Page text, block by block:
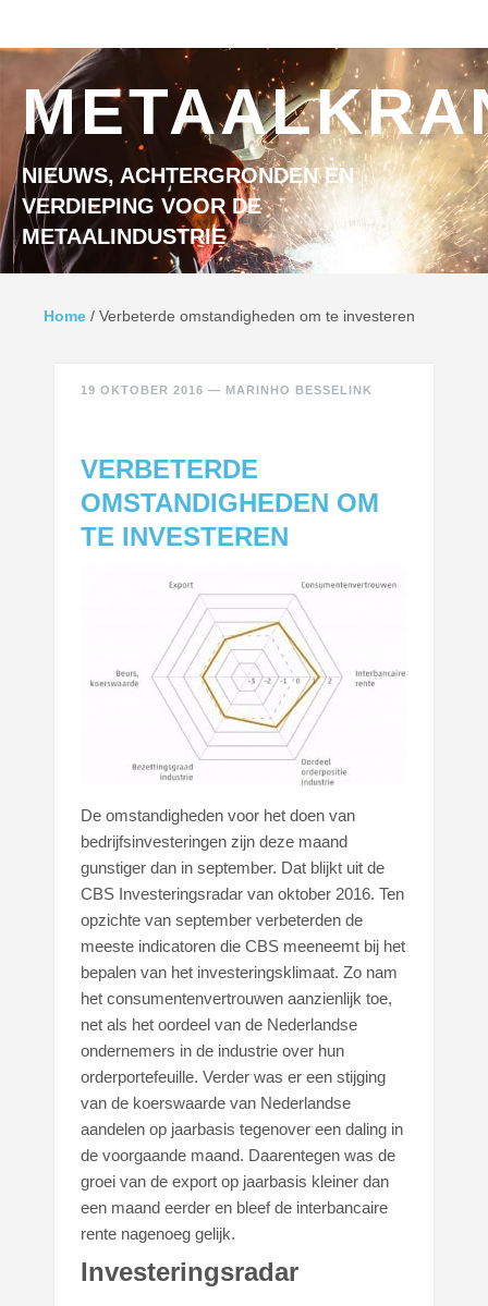
NIEUWS, ACHTERGRONDEN EN
VERDIEPING VOOR DE
METAALINDUSTRIE
Home / Verbeterde omstandigheden om te investeren
19 OKTOBER 2016 — MARINHO BESSELINK
VERBETERDE
OMSTANDIGHEDEN OM
TE INVESTEREN
De omstandigheden voor het doen van
bedrijfsinvesteringen zijn deze maand
gunstiger dan in september. Dat blijkt uit de
CBS Investeringsradar van oktober 2016. Ten
opzichte van september verbeterden de
meeste indicatoren die CBS meeneemt bij het
bepalen van het investeringsklimaat. Zo nam
het consumentenvertrouwen aanzienlijk toe,
net als het oordeel van de Nederlandse
ondernemers in de industrie over hun
orderportefeuille. Verder was er een stijging
van de koerswaarde van Nederlandse
aandelen op jaarbasis tegenover een daling in
de voorgaande maand. Daarentegen was de
groei van de export op jaarbasis kleiner dan
een maand eerder en bleef de interbancaire
rente nagenoeg gelijk.
Investeringsradar